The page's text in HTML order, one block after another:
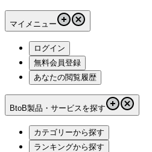
マイメニュー
ログイン
無料会員登録
あなたの閲覧履歴
BtoB製品・サービスを探す
カテゴリーから探す
ランキングから探す